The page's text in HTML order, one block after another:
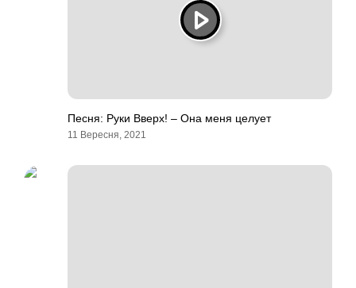
Песня: Руки Вверх! – Она меня целует
11 Вересня, 2021